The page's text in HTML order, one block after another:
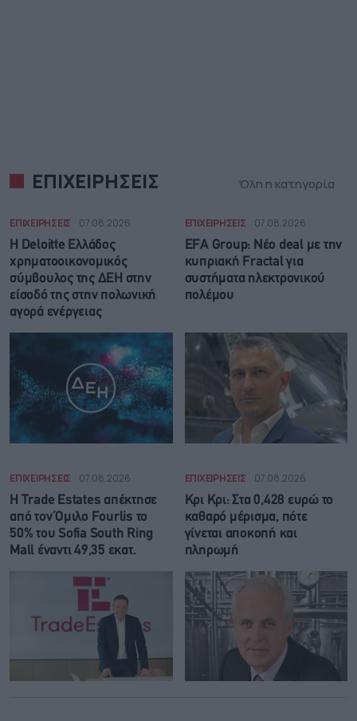
ΕΠΙΧΕΙΡΗΣΕΙΣ Όλη η κατηγορία
ΕΠΙΧΕΙΡΗΣΕΙΣ 07.08.2026
Η Deloitte Ελλάδος
χρηματοοικονομικός
σύμβουλος της ΔΕΗ στην
είσοδό της στην πολωνική
αγορά ενέργειας
ΕΠΙΧΕΙΡΗΣΕΙΣ 07.08.2026
EFA Group: Νέο deal με την
κυπριακή Fractal για
συστήματα ηλεκτρονικού
πολέμου
ΕΠΙΧΕΙΡΗΣΕΙΣ 07.08.2026
Η Trade Εstates απέκτησε
από τον Όμιλο Fourlis το
50% του Sofia South Ring
Mall έναντι 49,35 εκατ.
ΕΠΙΧΕΙΡΗΣΕΙΣ 07.08.2026
Κρι Κρι: Στα 0,428 ευρώ το
καθαρό μέρισμα, πότε
γίνεται αποκοπή και
πληρωμή